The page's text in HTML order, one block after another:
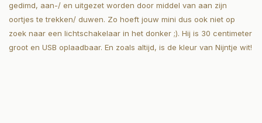
gedimd, aan-/ en uitgezet worden door middel van aan zijn
oortjes te trekken/ duwen. Zo hoeft jouw mini dus ook niet op
zoek naar een lichtschakelaar in het donker ;). Hij is 30 centimeter
groot en USB oplaadbaar. En zoals altijd, is de kleur van Nijntje wit!